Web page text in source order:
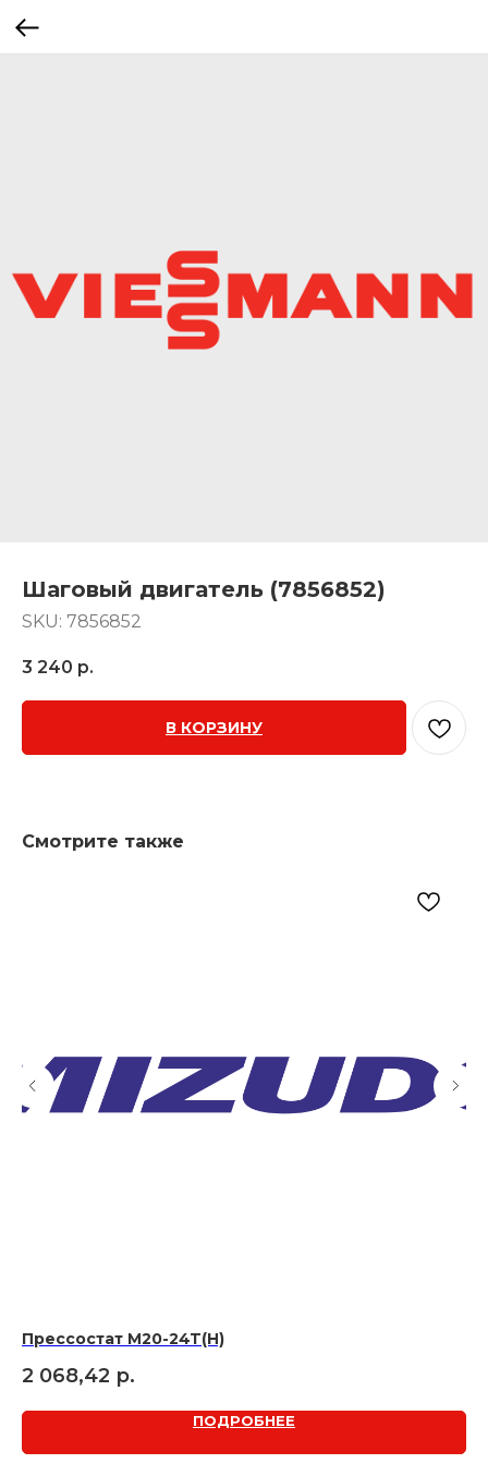
Шаговый двигатель (7856852)
SKU: 7856852
3 240 р.
В КОРЗИНУ
Смотрите также
Прессостат M20-24T(Н)
2 068,42 р.
ПОДРОБНЕЕ